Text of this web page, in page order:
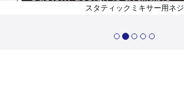
スタティックミキサー用ネジ